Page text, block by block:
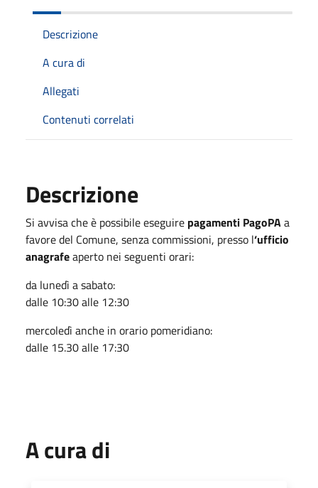
Descrizione
A cura di
Allegati
Contenuti correlati
Descrizione
Si avvisa che è possibile eseguire pagamenti PagoPAa
favore del Comune, senza commissioni, presso l‘ufficio
anagrafeaperto nei seguenti orari:
da lunedì a sabato:
dalle 10:30 alle 12:30
mercoledì anche in orario pomeridiano:
dalle 15.30 alle 17:30
A cura di